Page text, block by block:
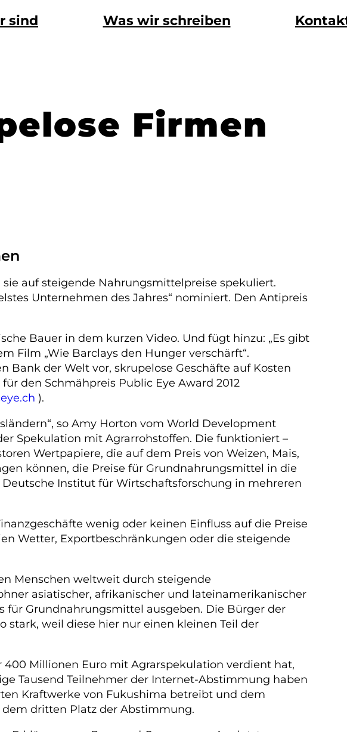
sind Was wir schreiben
Firmen
auf steigende Nahrungsmittelpreise spekuliert.
Unternehmen des Jahres“ nominiert. Den Antipreis
Bauer in dem kurzen Video. Und fügt hinzu: „Es gibt
Film „Wie Barclays den Hunger verschärft“.
der Welt vor, skrupelose Geschäfte auf Kosten
den Schmähpreis Public Eye Award 2012
).
so Amy Horton vom World Development
Spekulation mit Agrarrohstoffen. Die funktioniert –
Wertpapiere, die auf dem Preis von Weizen, Mais,
können, die Preise für Grundnahrungsmittel in die
Institut für Wirtschaftsforschung in mehreren
wenig oder keinen Einfluss auf die Preise
Wetter, Exportbeschränkungen oder die steigende
Menschen weltweit durch steigende
asiatischer, afrikanischer und lateinamerikanischer
für Grundnahrungsmittel ausgeben. Die Bürger der
weil diese hier nur einen kleinen Teil der
Millionen Euro mit Agrarspekulation verdient hat,
Tausend Teilnehmer der Internet-Abstimmung haben
Kraftwerke von Fukushima betreibt und dem
dritten Platz der Abstimmung.